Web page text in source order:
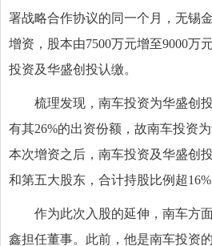
署战略合作协议的同一个月，无锡
增资，股本由7500万元增至9000万
投资及华盛创投认缴。
梳理发现，南车投资为华盛创投
有其26%的出资份额，故南车投资
本次增资之后，南车投资及华盛创
和第五大股东，合计持股比例超16%
作为此次入股的延伸，南车方面
鑫担任董事。此前，他是南车投资的